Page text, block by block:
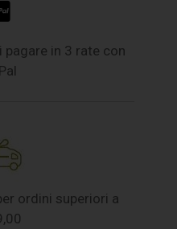
pagare in 3 rate con
ordini superiori a